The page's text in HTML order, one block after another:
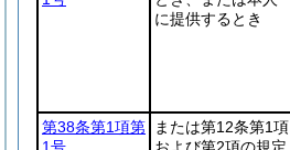
に提供するとき
第38条第1項第
または第12条第1項